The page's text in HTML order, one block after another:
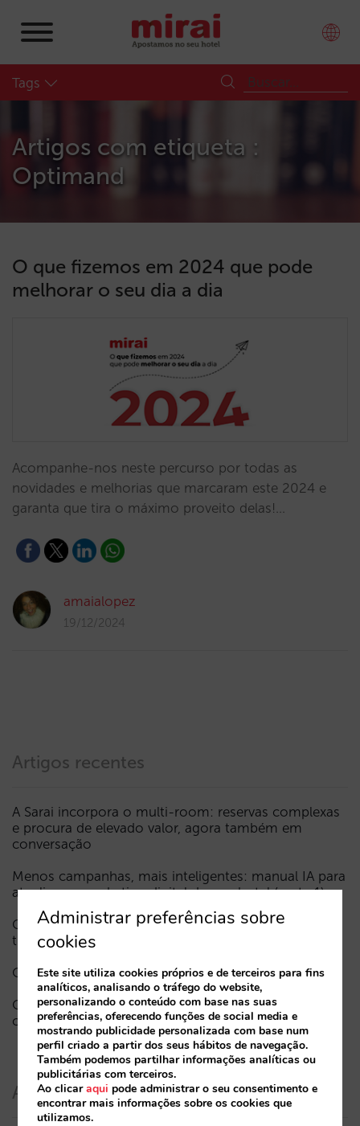
Tags
Artigos com etiqueta :
Optimand
O que fizemos em 2024 que pode
melhorar o seu dia a dia
Acompanhe-nos neste percurso por todas as
novidades e melhorias que marcaram este 2024 e
garanta que tira o máximo proveito delas!…
amaialopez
19/12/2024
Artigos recentes
A Sarai incorpora o multi-room: reservas complexas
e procura de elevado valor, agora também em
conversação
Menos campanhas, mais inteligentes: manual IA para
atualizar o marketing digital do seu hotel (parte 1)
Como aparece um hotel nos assistentes de IA: as
três camadas de visibilidade
O fim da era “Book on Metasearch”
O funil na IA está comprometido. A chave para o
corrigir reside na fase de consideração
Autores
Administrar preferências sobre
cookies
Este site utiliza cookies próprios e de terceiros para fins
analíticos, analisando o tráfego do website,
personalizando o conteúdo com base nas suas
preferências, oferecendo funções de social media e
mostrando publicidade personalizada com base num
perfil criado a partir dos seus hábitos de navegação.
Também podemos partilhar informações analíticas ou
publicitárias com terceiros.
Ao clicaraqui pode administrar o seu consentimento e
encontrar mais informações sobre os cookies que
utilizamos.